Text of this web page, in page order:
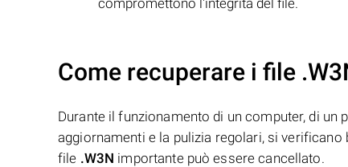
compromettono l'integrità del file.
Come recuperare i file
Durante il funzionamento di un computer, di
aggiornamenti e la pulizia regolari, si
file .W3N importante può essere cancellato.